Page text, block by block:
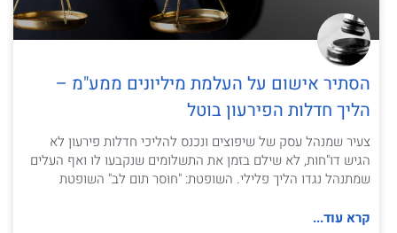
הסתיר אישום על העלמת מיליונים ממע"מ –
הליך חדלות הפירעון בוטל
צעיר שמנהל עסק של שיפוצים ונכנס להליכי חדלות פירעון לא
הגיש דו"חות, לא שילם בזמן את התשלומים שנקבעו לו ואף העלים
שמתנהל נגדו הליך פלילי. השופטת: "חוסר תום לב" השופטת
קרא עוד...